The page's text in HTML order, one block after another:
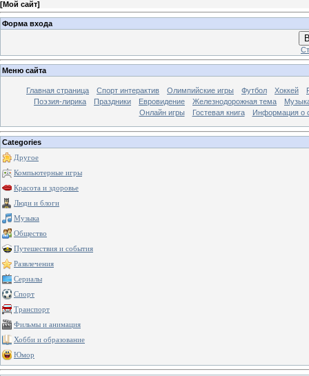
[Мой сайт]
Форма входа
Меню сайта
Главная страница Спорт интерактив Олимпийские игры Футбол Хоккей
Поэзия-лирика
Праздники Евровидение Железнодорожная тема
Онлайн игры
Гостевая книга Информация о
Categories
Другое
Компьютерные игры
Красота и здоровье
Люди и блоги
Музыка
Общество
Путешествия и события
Развлечения
Сериалы
Спорт
Транспорт
Фильмы и анимация
Хобби и образование
Юмор